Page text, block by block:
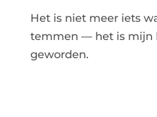
Het is niet meer iets
temmen — het is mijn
geworden.